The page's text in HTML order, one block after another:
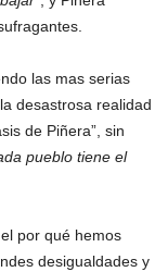
las mas serias
desastrosa realidad
de Piñera”, sin
pueblo tiene el
por qué hemos
desigualdades y